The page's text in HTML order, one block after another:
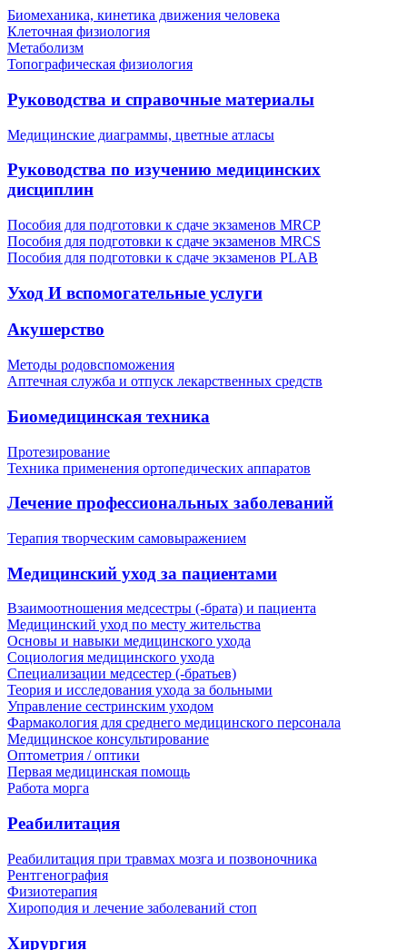
Биомеханика, кинетика движения человека
Клеточная физиология
Метаболизм
Топографическая физиология
Руководства и справочные материалы
Медицинские диаграммы, цветные атласы
Руководства по изучению медицинских
дисциплин
Пособия для подготовки к сдаче экзаменов MRCP
Пособия для подготовки к сдаче экзаменов MRCS
Пособия для подготовки к сдаче экзаменов PLAB
Уход И вспомогательные услуги
Акушерство
Методы родовспоможения
Аптечная служба и отпуск лекарственных средств
Биомедицинская техника
Протезирование
Техника применения ортопедических аппаратов
Лечение профессиональных заболеваний
Терапия творческим самовыражением
Медицинский уход за пациентами
Взаимоотношения медсестры (-брата) и пациента
Медицинский уход по месту жительства
Основы и навыки медицинского ухода
Социология медицинского ухода
Специализации медсестер (-братьев)
Теория и исследования ухода за больными
Управление сестринским уходом
Фармакология для среднего медицинского персонала
Медицинское консультирование
Оптометрия / оптики
Первая медицинская помощь
Работа морга
Реабилитация
Реабилитация при травмах мозга и позвоночника
Рентгенография
Физиотерапия
Хироподия и лечение заболеваний стоп
Хирургия